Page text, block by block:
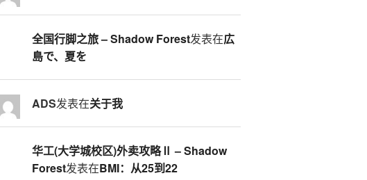
全国行脚之旅 – Shadow Forest发表在広
島で、夏を
ADS发表在关于我
华工(大学城校区)外卖攻略Ⅱ – Shadow
Forest发表在BMI：从25到22